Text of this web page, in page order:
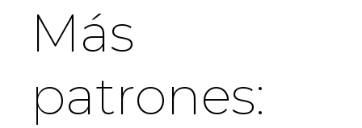
Más
patrones: